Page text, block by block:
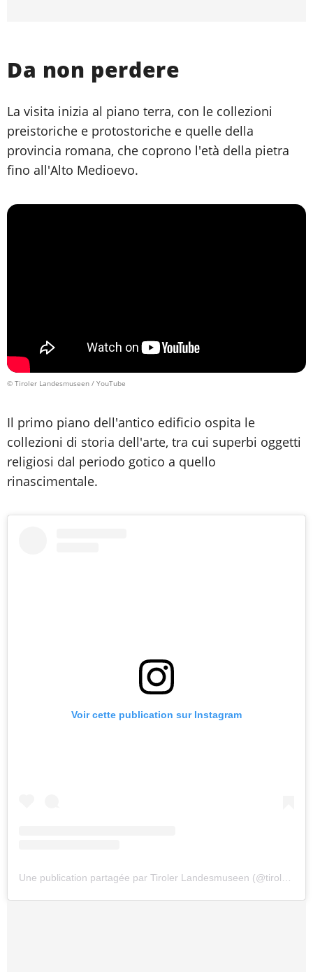
Da non perdere
La visita inizia al piano terra, con le collezioni
preistoriche e protostoriche e quelle della
provincia romana, che coprono l'età della pietra
fino all'Alto Medioevo.
© Tiroler Landesmuseen / YouTube
Il primo piano dell'antico edificio ospita le
collezioni di storia dell'arte, tra cui superbi oggetti
religiosi dal periodo gotico a quello
rinascimentale.
Voir cette publication sur Instagram